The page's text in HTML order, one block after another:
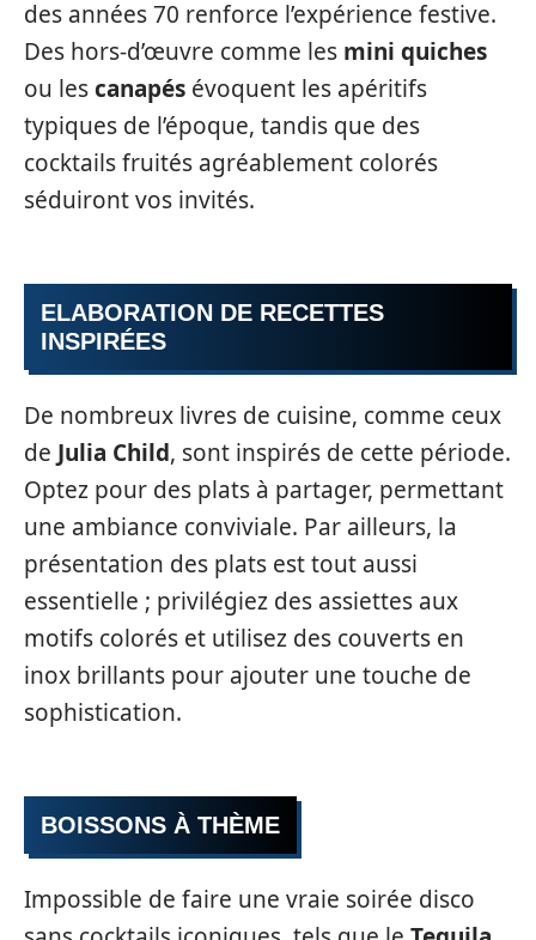
des années 70 renforce l’expérience festive.
Des hors-d’œuvre comme les mini quiches
ou lescanapés évoquent les apéritifs
typiques de l’époque, tandis que des
cocktails fruités agréablement colorés
séduiront vos invités.
ELABORATION DE RECETTES
INSPIRÉES
De nombreux livres de cuisine, comme ceux
de Julia Child, sont inspirés de cette période.
Optez pour des plats à partager, permettant
une ambiance conviviale. Par ailleurs, la
présentation des plats est tout aussi
essentielle ; privilégiez des assiettes aux
motifs colorés et utilisez des couverts en
inox brillants pour ajouter une touche de
sophistication.
BOISSONS À THÈME
Impossible de faire une vraie soirée disco